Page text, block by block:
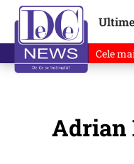
Cele
Adrian